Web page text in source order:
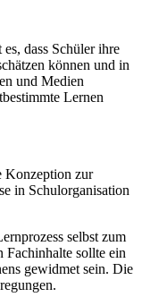
dass Schüler ihre
können und in
und Medien
Lernen
Konzeption zur
in Schulorganisation
selbst zum
Fachinhalte sollte ein
gewidmet sein. Die